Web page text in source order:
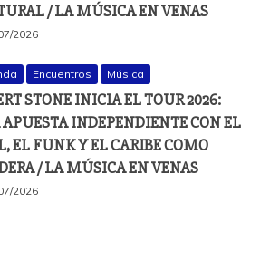
/ LA MÚSICA EN VENAS
2026
Encuentros Música
STONE INICIA EL TOUR 2026:
INDEPENDIENTE CON EL
EL FUNK Y EL CARIBE COMO
/ LA MÚSICA EN VENAS
2026